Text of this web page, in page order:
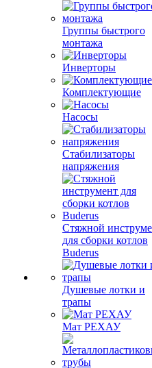
Группы быстрого
монтажа
Инверторы
Комплектующие
Насосы
Стабилизаторы
напряжения
Стяжной
для сборки котлов
Buderus
Душевые лотки и
трапы
Мат РЕХАУ